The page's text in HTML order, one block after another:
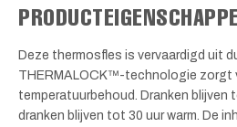
Deze thermosfles is vervaardigd uit
THERMALOCK™-technologie zorgt
temperatuurbehoud. Dranken blijven
dranken blijven tot 30 uur warm. De